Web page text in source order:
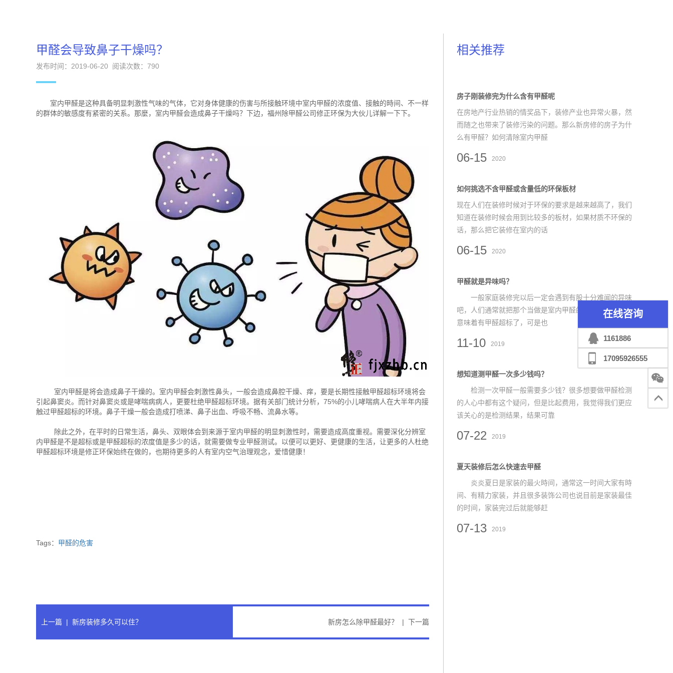
甲醛会导致鼻子干燥吗？
发布时间：2019-06-20 阅读次数： 790
室内甲醛是这种具备明显刺激性气味的气体，它对身体健康的伤害与所接触环境中室内甲醛的浓度值、接触的時间、不一样
的群体的敏感度有紧密的关系。那麼，室内甲醛会造成鼻子干燥吗？下边，福州除甲醛公司修正环保为大伙儿详解一下下。
室内甲醛是将会造成鼻子干燥的。室内甲醛会刺激性鼻头，一般会造成鼻腔干燥、痒，要是长期性接触甲醛超标环境将会
引起鼻窦炎。而针对鼻窦炎或是哮喘病病人，更要杜绝甲醛超标环境。据有关部门统计分析，75%的小儿哮喘病人在大半年内接
触过甲醛超标的环境。鼻子干燥一般会造成打喷涕、鼻子出血、呼吸不畅、流鼻水等。
除此之外，在平时的日常生活，鼻头、双眼体会到来源于室内甲醛的明显刺激性时，需要造成高度重视。需要深化分辨室
内甲醛是不是超标或是甲醛超标的浓度值是多少的话，就需要做专业甲醛测试。以便可以更好、更健康的生活，让更多的人杜绝
甲醛超标环境是修正环保始终在做的，也期待更多的人有室内空气治理观念，爱惜健康！
Tags： 甲醛的危害
上一篇 | 新房装修多久可以住？ 新房怎么除甲醛最好？ | 下一篇
相关推荐
房子刚装修完为什么含有甲醛呢
在房地产行业热销的情奖品下，装修产业也异常火暴，然
而随之也带来了装修污染的问题。那么新房修的房子为什
么有甲醛？如何清除室内甲醛
06-15 2020
如何挑选不含甲醛或含量低的环保板材
现在人们在装修时候对于环保的要求是越来越高了，我们
知道在装修时候会用到比较多的板材，如果材质不环保的
话，那么把它装修在室内的话
06-15 2020
甲醛就是异味吗？
一般家庭装修完以后一定会遇到有股十分难闻的异味
吧，人们通常就把那个当做是室内甲醛的标志，异味重就
意味着有甲醛超标了，可是也
11-10 2019
想知道测甲醛一次多少钱吗？
检测一次甲醛一般需要多少钱？很多想要做甲醛检测
的人心中都有这个疑问，但是比起费用，我觉得我们更应
该关心的是检测结果，结果可靠
07-22 2019
夏天装修后怎么快速去甲醛
炎炎夏日是家装的最火時间，通常这一时间大家有時
间、有精力家装，并且很多装饰公司也说目前是家装最佳
的时间，家装完过后就能够赶
07-13 2019
在线咨询
1161886
17095926555